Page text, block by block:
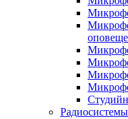
Радиосистемы